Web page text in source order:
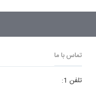
تماس با ما
تلفن 1: